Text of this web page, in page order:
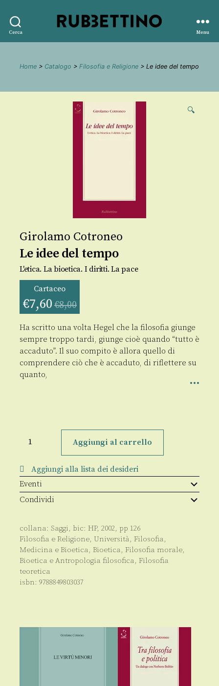
Cerca
editore
Menu
Home > Catalogo > Filosofia e Religione > Le idee del tempo
🔍
Girolamo Cotroneo
Le idee del tempo
L'etica. La bioetica. I diritti. La pace
Cartaceo
€7,60 €8,00
Ha scritto una volta Hegel che la filosofia giunge
sempre troppo tardi, giunge cioè quando “tutto è
accaduto”. Il suo compito è allora quello di
comprendere ciò che è accaduto, di riflettere su
quanto,
idee
quantità
Aggiungi al carrello
Aggiungi alla lista dei desideri
Eventi
Condividi
collana: Saggi, bic: HP, 2002, pp 126
Filosofia e Religione, Università, Filosofia,
Medicina e Bioetica, Bioetica, Filosofia morale,
Bioetica e Antropologia filosofica, Filosofia
teoretica
isbn: 9788849803037